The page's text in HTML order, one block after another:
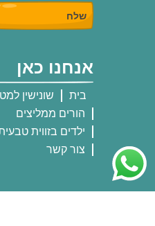
אנחנו כאן
בית שונישין
הורים ממליצים
ילדים בזווית
צור קשר